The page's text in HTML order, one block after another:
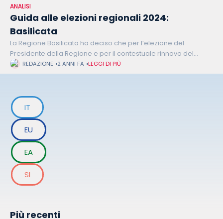
ANALISI
Guida alle elezioni regionali 2024:
Basilicata
La Regione Basilicata ha deciso che per l’elezione del
Presidente della Regione e per il contestuale rinnovo del
Consiglio regionale si voterà domenica 21 e lunedì 22 aprile
2024 con
REDAZIONE 2 ANNI FA LEGGI DI PIÙ
IT
EU
EA
SI
Più recenti